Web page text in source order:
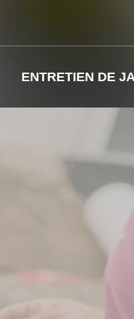
ENTRETIEN DE